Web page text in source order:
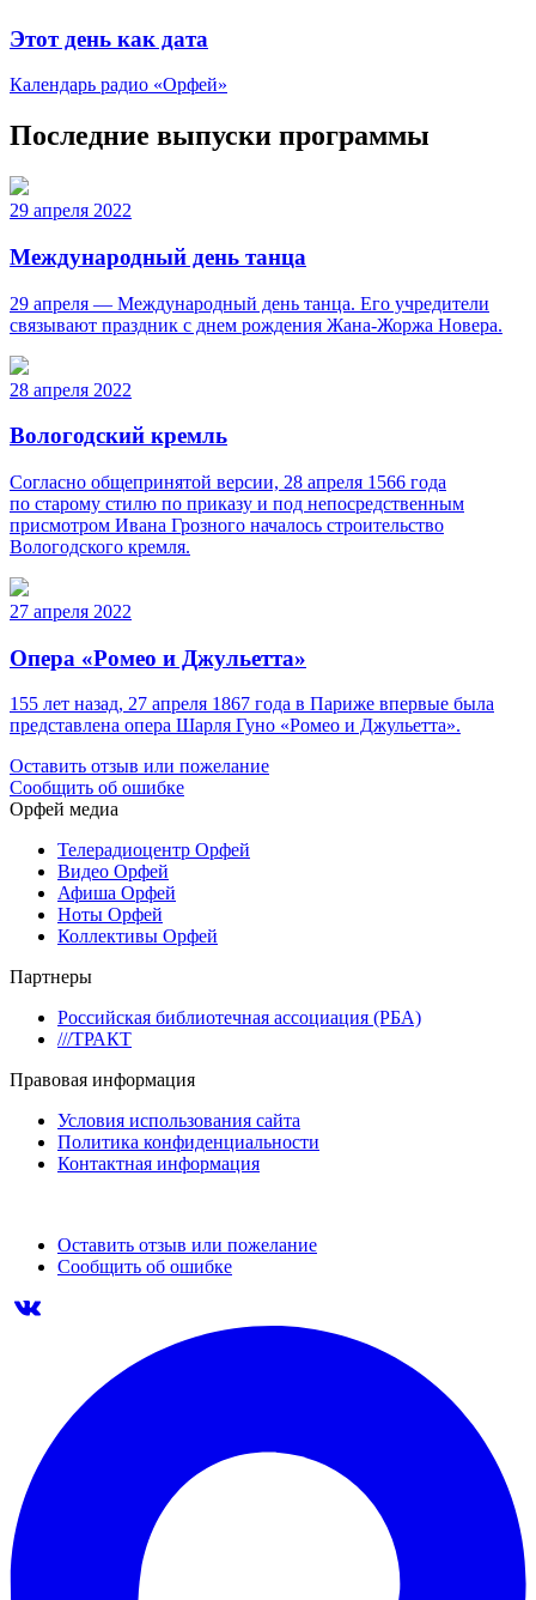
Этот день как дата
Календарь радио «Орфей»
Последние выпуски программы
29 апреля 2022
Международный день танца
29 апреля — Международный день танца. Его учредители
связывают праздник с днем рождения Жана-Жоржа Новера.
28 апреля 2022
Вологодский кремль
Согласно общепринятой версии, 28 апреля 1566 года
по старому стилю по приказу и под непосредственным
присмотром Ивана Грозного началось строительство
Вологодского кремля.
27 апреля 2022
Опера «Ромео и Джульетта»
155 лет назад, 27 апреля 1867 года в Париже впервые была
представлена опера Шарля Гуно «Ромео и Джульетта».
Оставить отзыв или пожелание
Сообщить об ошибке
Орфей медиа
Телерадиоцентр Орфей
Видео Орфей
Афиша Орфей
Ноты Орфей
Коллективы Орфей
Партнеры
Российская библиотечная ассоциация (РБА)
///ТРАКТ
Правовая информация
Условия использования сайта
Политика конфиденциальности
Контактная информация
Оставить отзыв или пожелание
Сообщить об ошибке